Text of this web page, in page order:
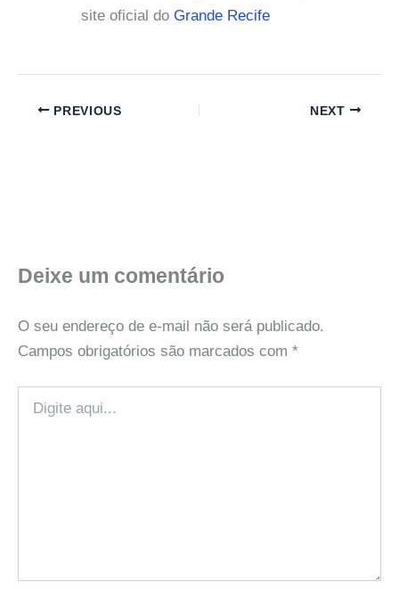
site oficial do Grande Recife
PREVIOUS NEXT
Deixe um comentário
O seu endereço de e-mail não será publicado.
Campos obrigatórios são marcados com *
aqui...